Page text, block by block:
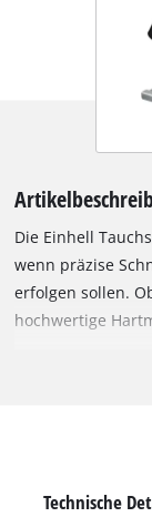
Die Einhell
wenn präzise
erfolgen sollen.
hochwertige
Schnitttiefe von
Technische